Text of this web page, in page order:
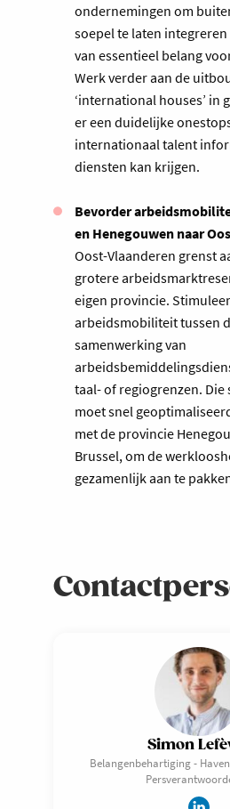
ondernemingen om
soepel te laten
van essentieel belang
Werk verder aan de
‘international houses’ in
er een duidelijke
internationaal talent
diensten kan krijgen.
Bevorder
en Henegouwen naar
Oost-Vlaanderen grenst
grotere
eigen provincie.
arbeidsmobiliteit tussen
samenwerking van
taal- of regiogrenzen.
moet snel
met de provincie
Brussel, om de
gezamenlijk aan te
Simon
Belangenbehartiging -